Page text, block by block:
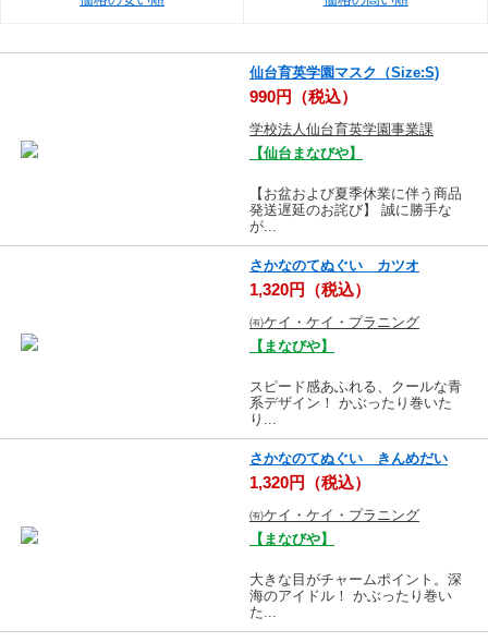
仙台育英学園マスク（Size:S)
990円（税込）
学校法人仙台育英学園事業課
【仙台まなびや】
【お盆および夏季休業に伴う商品
発送遅延のお詫び】 誠に勝手な
が...
さかなのてぬぐい カツオ
1,320円（税込）
㈲ケイ・ケイ・プラニング
【まなびや】
スピード感あふれる、クールな青
系デザイン！ かぶったり巻いた
り...
さかなのてぬぐい きんめだい
1,320円（税込）
㈲ケイ・ケイ・プラニング
【まなびや】
大きな目がチャームポイント。深
海のアイドル！ かぶったり巻い
た...